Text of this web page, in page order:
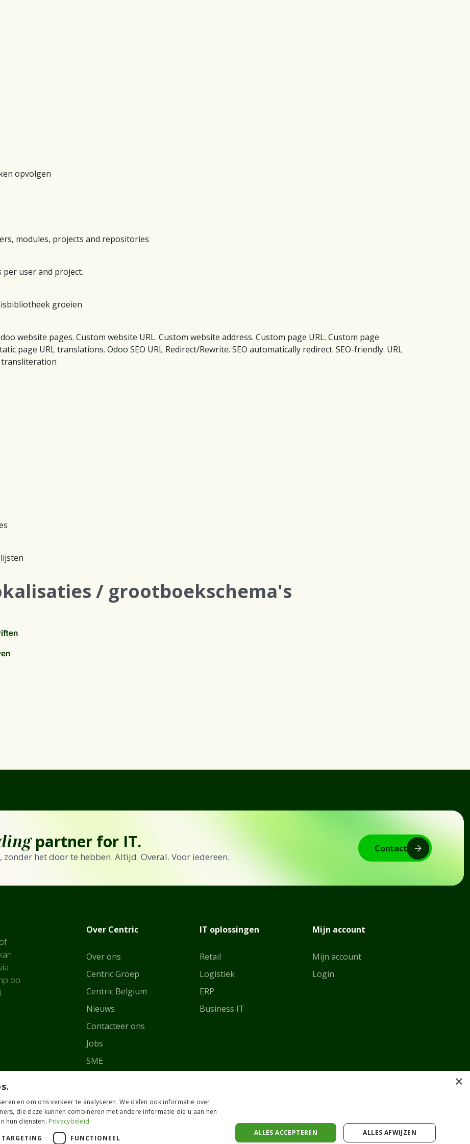
opvolgen
modules, projects and repositories
user and project.
groeien
website pages. Custom website URL. Custom website address. Custom page URL. Custom page
page URL translations. Odoo SEO URL Redirect/Rewrite. SEO automatically redirect. SEO-friendly. URL
transliteration
/ grootboekschema's
partner for IT.
zonder het door te hebben. Altijd. Overal. Voor iedereen.
Contact
op
Over Centric
Over ons
Centric Groep
Centric Belgium
Nieuws
Contacteer ons
Jobs
SME
IT oplossingen
Retail
Logistiek
ERP
Business IT
Mijn account
Mijn account
Login
×
en om ons verkeer te analyseren. We delen ook informatie over
die deze kunnen combineren met andere informatie die u aan hen
hun diensten. Privacybeleid
TARGETING FUNCTIONEEL
ALLES ACCEPTEREN ALLES AFWIJZEN